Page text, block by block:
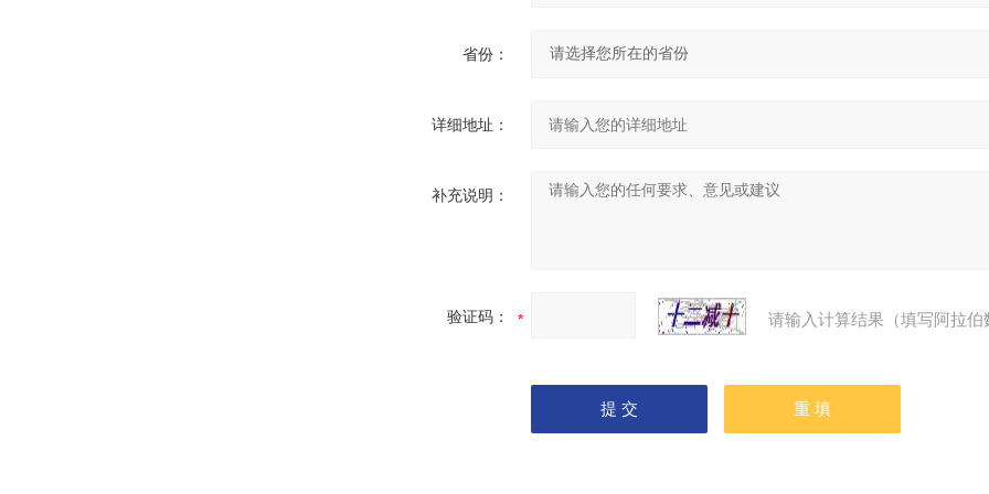
省份：
详细地址：
补充说明：
验证码： 请输入计算结果（填写阿拉